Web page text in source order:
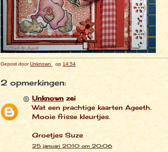
Gepost doorUnknown op 14:54
2 opmerkingen:
Unknown zei
Wat een prachtige kaarten Ageeth.
Mooie frisse kleurtjes.
Groetjes Suze
25 januari 2010 om 20:06